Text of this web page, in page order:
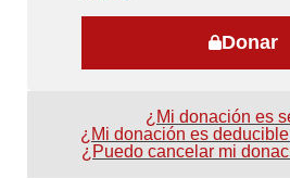
Donar
¿Mi donación es
¿Mi donación es
¿Puedo cancelar mi